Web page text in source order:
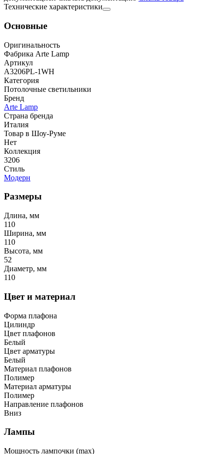
Технические характеристики
Основные
Оригинальность
Фабрика Arte Lamp
Артикул
A3206PL-1WH
Категория
Потолочные светильники
Бренд
Arte Lamp
Страна бренда
Италия
Товар в Шоу-Руме
Нет
Коллекция
3206
Стиль
Модерн
Размеры
Длина, мм
110
Ширина, мм
110
Высота, мм
52
Диаметр, мм
110
Цвет и материал
Форма плафона
Цилиндр
Цвет плафонов
Белый
Цвет арматуры
Белый
Материал плафонов
Полимер
Материал арматуры
Полимер
Направление плафонов
Вниз
Лампы
Мощность лампочки (max)